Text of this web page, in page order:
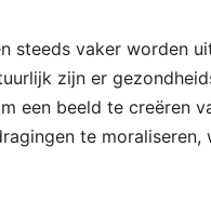
steeds vaker worden
zijn er
een beeld te creëren
te